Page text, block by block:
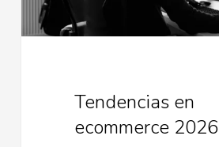
Tendencias en
ecommerce 2026